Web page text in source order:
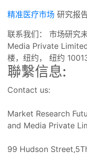
精准医疗市场 研究报
联系我们： 市场研究
Media Private
楼，纽约， 纽约
聯繫信息:
Contact us:
Market Research
and Media Private
99 Hudson